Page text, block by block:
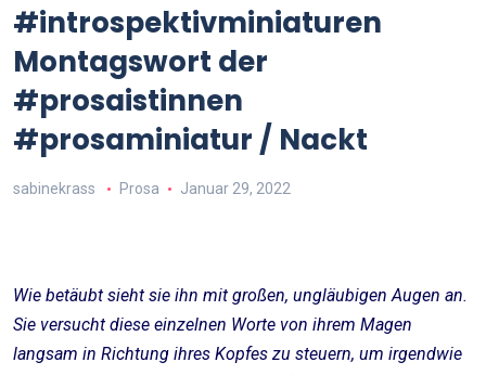
#introspektivminiaturen
Montagswort der
#prosaistinnen
#prosaminiatur / Nackt
sabinekrass Prosa Januar 29, 2022
Wie betäubt sieht sie ihn mit großen, ungläubigen Augen an.
Sie versucht diese einzelnen Worte von ihrem Magen
langsam in Richtung ihres Kopfes zu steuern, um irgendwie